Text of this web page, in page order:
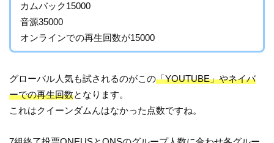
カムバック15000
音源35000
オンラインでの再生回数が15000
グローバル人気も試されるのがこの「YOUTUBE」やネイバ
ーでの再生回数となります。
これはクイーンダムんはなかった点数ですね。